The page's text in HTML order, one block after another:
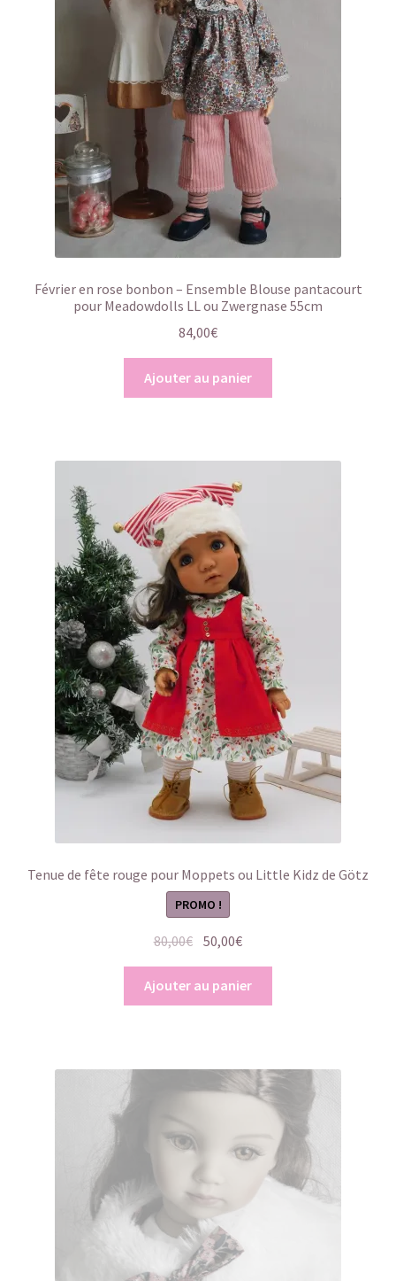
Février en rose bonbon – Ensemble Blouse pantacourt
pour Meadowdolls LL ou Zwergnase 55cm
84,00€
Ajouter au panier
Tenue de fête rouge pour Moppets ou Little Kidz de Götz
PROMO !
80,00€ Le
initial
était :
50,00€Le
actuel
est :
Ajouter au panier